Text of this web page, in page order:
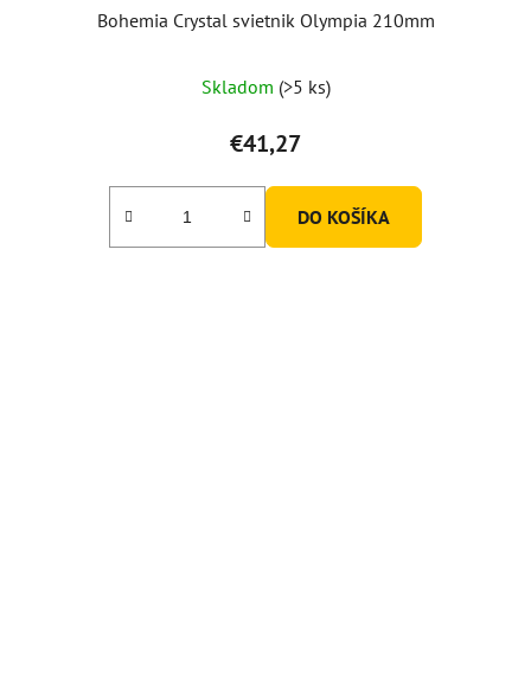
Bohemia Crystal svietnik Olympia 210mm
Skladom (>5 ks)
€41,27
DO KOŠÍKA